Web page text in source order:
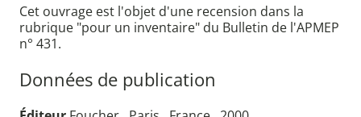
Cet ouvrage est l'objet d'une recension dans la
rubrique "pour un inventaire" du Bulletin de l'APMEP
n° 431.
Données de publication